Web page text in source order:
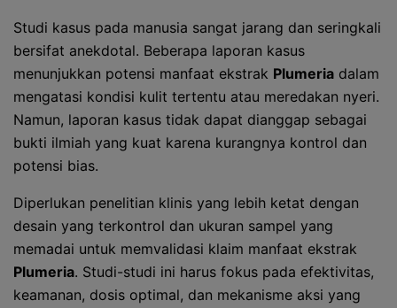
Studi kasus pada manusia sangat jarang dan seringkali
bersifat anekdotal. Beberapa laporan kasus
menunjukkan potensi manfaat ekstrak Plumeria dalam
mengatasi kondisi kulit tertentu atau meredakan nyeri.
Namun, laporan kasus tidak dapat dianggap sebagai
bukti ilmiah yang kuat karena kurangnya kontrol dan
potensi bias.
Diperlukan penelitian klinis yang lebih ketat dengan
desain yang terkontrol dan ukuran sampel yang
memadai untuk memvalidasi klaim manfaat ekstrak
Plumeria. Studi-studi ini harus fokus pada efektivitas,
keamanan, dosis optimal, dan mekanisme aksi yang